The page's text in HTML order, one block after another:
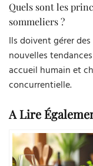
Quels sont les
sommeliers ?
Ils doivent gérer
nouvelles
accueil humain et
concurrentielle.
A Lire